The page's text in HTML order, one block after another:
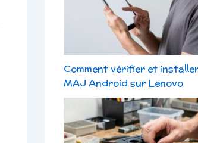
Comment vérifier et
MAJ Android sur Lenovo